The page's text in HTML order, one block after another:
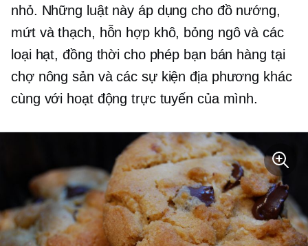
nhỏ. Những luật này áp dụng cho đồ nướng,
mứt và thạch, hỗn hợp khô, bỏng ngô và các
loại hạt, đồng thời cho phép bạn bán hàng tại
chợ nông sản và các sự kiện địa phương khác
cùng với hoạt động trực tuyến của mình.